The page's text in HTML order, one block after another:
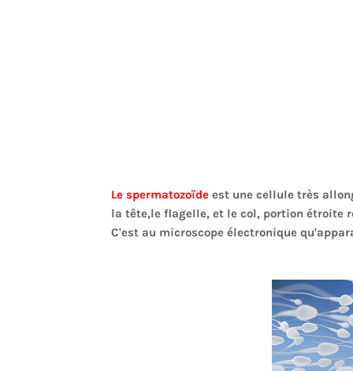
Le spermatozoïdeest une cellule très
la tête,le flagelle, et le col, portion étroite
C'est au microscope électronique